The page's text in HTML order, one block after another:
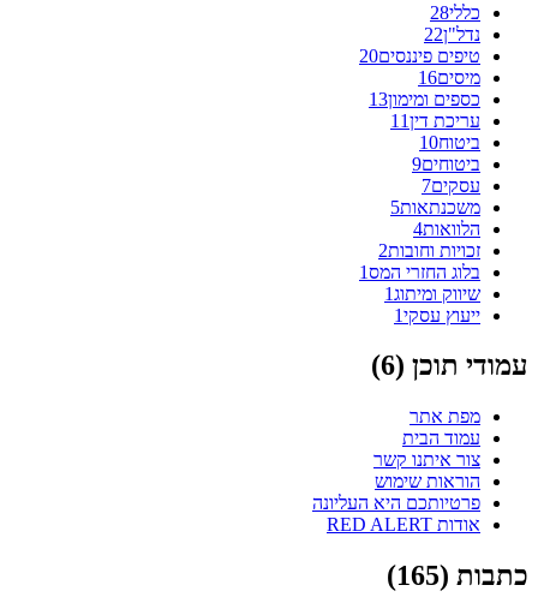
כללי28
נדל"ן22
טיפים פיננסים20
מיסים16
כספים ומימון13
עריכת דין11
ביטוח10
ביטוחים9
עסקים7
משכנתאות5
הלוואות4
זכויות וחובות2
בלוג החזרי המס1
שיווק ומיתוג1
ייעוץ עסקי1
עמודי תוכן (6
)
מפת אתר
עמוד הבית
צור איתנו קשר
הוראות שימוש
פרטיותכם היא העליונה
אודות RED ALERT
כתבות (165
)